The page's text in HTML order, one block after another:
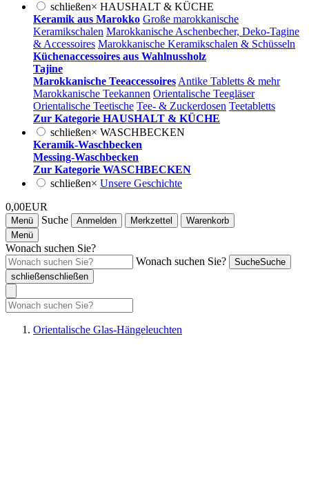
schließen× HAUSHALT & KÜCHE
Keramik aus Marokko Große marokkanische
Keramikschalen Marokkanische Aschenbecher, Deko-Tagine
& Accessoires Marokkanische Keramikschalen & Schüsseln
Küchenaccessoires aus Wahlnussholz
Tajine
Marokkanische Teeaccessoires Antike Tabletts & mehr
Marokkanische Teekannen Orientalische Teegläser
Orientalische Teetische Tee- & Zuckerdosen Teetabletts
Zur Kategorie HAUSHALT & KÜCHE
schließen× WASCHBECKEN
Keramik-Waschbecken
Messing-Waschbecken
Zur Kategorie WASCHBECKEN
schließen× Unsere Geschichte
0,00EUR
Menü Suche Anmelden Merkzettel
Warenkorb
Menü
Wonach suchen Sie?
Wonach suchen Sie?
SucheSuche
schließenschließen
Orientalische Glas-Hängeleuchten